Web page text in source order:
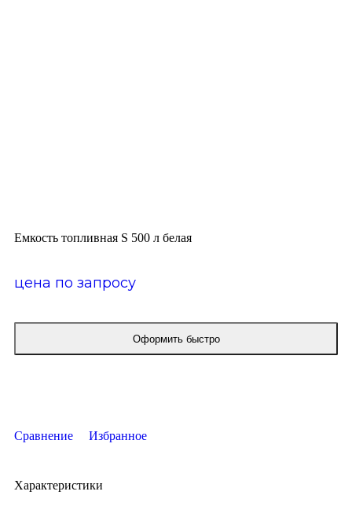
Емкость топливная S 500 л белая
цена по запросу
Оформить быстро
Сравнение Избранное
Характеристики